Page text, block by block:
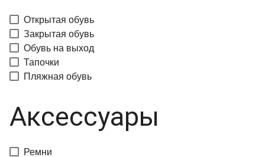
Открытая обувь
Закрытая обувь
Обувь на выход
Тапочки
Пляжная обувь
Аксессуары
Ремни